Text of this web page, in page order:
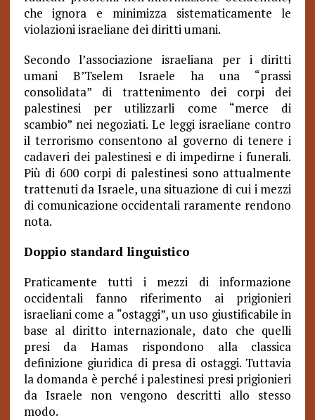
che ignora e minimizza sistematicamente le
violazioni israeliane dei diritti umani.
Secondo l’associazione israeliana per i diritti
umani B’Tselem Israele ha una “prassi
consolidata” di trattenimento dei corpi dei
palestinesi per utilizzarli come “merce di
scambio” nei negoziati. Le leggi israeliane contro
il terrorismo consentono al governo di tenere i
cadaveri dei palestinesi e di impedirne i funerali.
Più di 600 corpi di palestinesi sono attualmente
trattenuti da Israele, una situazione di cui i mezzi
di comunicazione occidentali raramente rendono
nota.
Doppio standard linguistico
Praticamente tutti i mezzi di informazione
occidentali fanno riferimento ai prigionieri
israeliani come a “ostaggi”, un uso giustificabile in
base al diritto internazionale, dato che quelli
presi da Hamas rispondono alla classica
definizione giuridica di presa di ostaggi. Tuttavia
la domanda è perché i palestinesi presi prigionieri
da Israele non vengono descritti allo stesso
modo.